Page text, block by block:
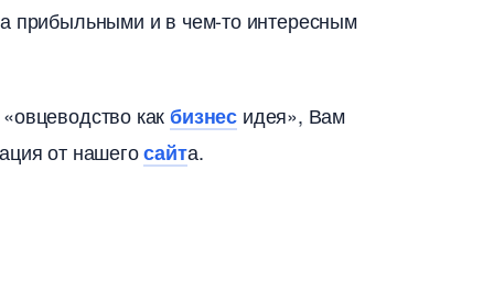
прибыльными и в чем-то интересным
какизнес идея», Вам
от нашегосайта.